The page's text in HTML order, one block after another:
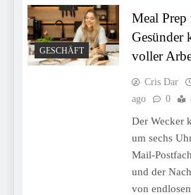
GESCHÄFT
Meal Prep
Gesünder
voller
Cris Dar
ago
0
Der Wecker
um sechs
Mail-
und der
von